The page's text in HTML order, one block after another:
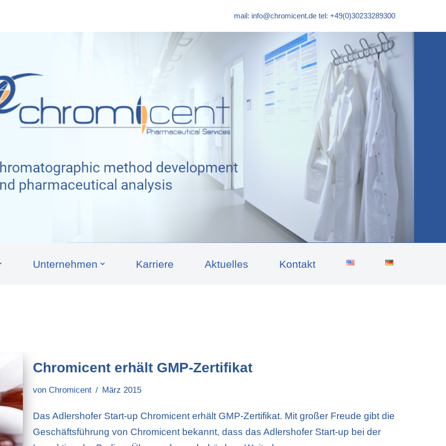
mail: info@chromicent.de tel: +49(0)30233289300
Unternehmen Karriere Aktuelles Kontakt
Chromicent erhält GMP-Zertifikat
von Chromicent März 2015
Das Adlershofer Start-up Chromicent erhält GMP-Zertifikat. Mit großer Freude gibt die
Geschäftsführung von Chromicent bekannt, dass das Adlershofer Start-up bei der